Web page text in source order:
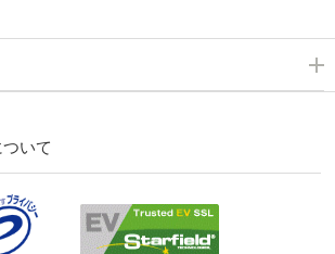
いて